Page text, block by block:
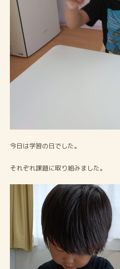
今日は学習の日でした。
それぞれ課題に取り組みました。